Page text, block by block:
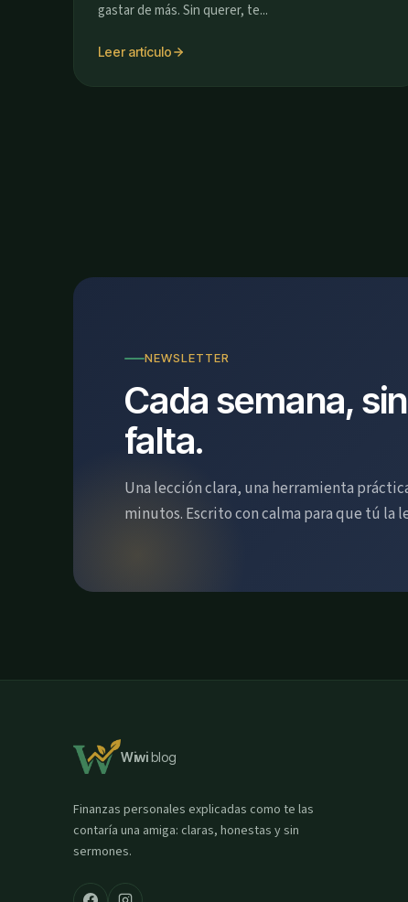
gastar de más. Sin querer, te...
Leer artículo
NEWSLETTER
Cada semana, sin
falta.
Una lección clara, una herramienta
minutos. Escrito con calma para que tú la
Wiwiblog
Finanzas personales explicadas como te las
contaría una amiga: claras, honestas y sin
sermones.